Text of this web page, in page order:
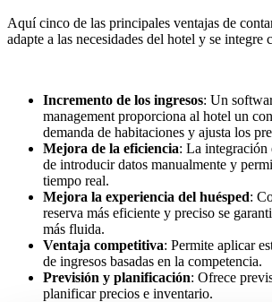
Aquí cinco de las principales ventajas de
adapte a las necesidades del hotel y se integre
Incremento de los ingresos: Un
management proporciona al hotel un
demanda de habitaciones y ajusta los
Mejora de la eficiencia: La integración
de introducir datos manualmente y
tiempo real.
Mejora la experiencia del huésped:
reserva más eficiente y preciso se
más fluida.
Ventaja competitiva: Permite aplicar
de ingresos basadas en la competencia.
Previsión y planificación: Ofrece
planificar precios e inventario.